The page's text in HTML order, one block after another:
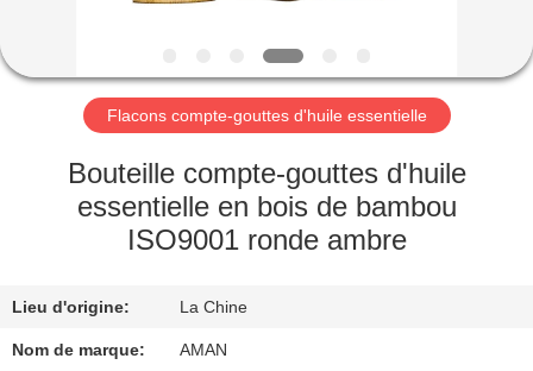
LE
SPECTACLE
PROPOS
NOUS
Flacons compte-gouttes d'huile essentielle
Bouteille compte-gouttes d'huile
essentielle en bois de bambou
ISO9001 ronde ambre
Lieu d'origine: La Chine
Nom de marque: AMAN